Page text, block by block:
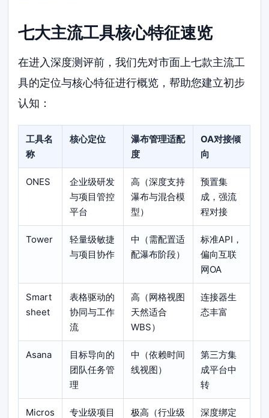
七大主流工具核心特征速览
在进入深度测评前，我们先对市面上七款主流工
具的定位与核心特征进行概览，帮助您建立初步
认知：
工具名
称
核心定位
瀑布管理适配
度
OA对接倾
向
ONES
企业级研发
与项目管控
平台
高（深度支持
瀑布与混合模
型）
预置集
成，强流
程对接
Tower
轻量级敏捷
与项目协作
中（需配置适
配瀑布阶段）
标准API，
偏向互联
网OA
Smart
sheet
表格驱动的
协同与工作
流
高（网格视图
天然适合
WBS）
连接器生
态丰富
Asana
目标导向的
团队任务管
理
中（依赖时间
线视图）
第三方集
成平台中
转
Micros
专业级项目
极高（行业级
深度绑定